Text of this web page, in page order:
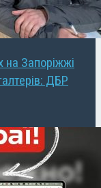
на Запоріжжі
ДБР